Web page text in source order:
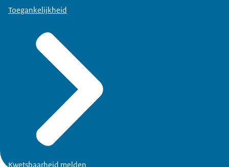
Toegankelijkheid
Kwetsbaarheid melden